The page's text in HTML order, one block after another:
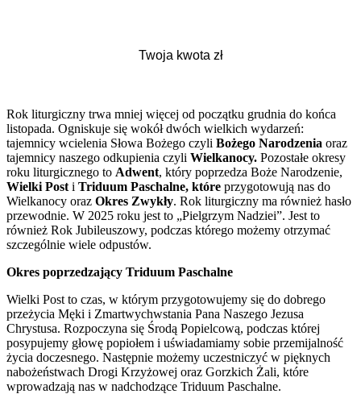
Rok liturgiczny trwa mniej więcej od początku grudnia do końca
listopada. Ogniskuje się wokół dwóch wielkich wydarzeń:
tajemnicy wcielenia Słowa Bożego czyli Bożego Narodzenia oraz
tajemnicy naszego odkupienia czyli Wielkanocy. Pozostałe okresy
roku liturgicznego to Adwent, który poprzedza Boże Narodzenie,
Wielki Post i Triduum Paschalne, które przygotowują nas do
Wielkanocy oraz Okres Zwykły. Rok liturgiczny ma również hasło
przewodnie. W 2025 roku jest to „Pielgrzym Nadziei”. Jest to
również Rok Jubileuszowy, podczas którego możemy otrzymać
szczególnie wiele odpustów.
Okres poprzedzający Triduum Paschalne
Wielki Post to czas, w którym przygotowujemy się do dobrego
przeżycia Męki i Zmartwychwstania Pana Naszego Jezusa
Chrystusa. Rozpoczyna się Środą Popielcową, podczas której
posypujemy głowę popiołem i uświadamiamy sobie przemijalność
życia doczesnego. Następnie możemy uczestniczyć w pięknych
nabożeństwach Drogi Krzyżowej oraz Gorzkich Żali, które
wprowadzają nas w nadchodzące Triduum Paschalne.